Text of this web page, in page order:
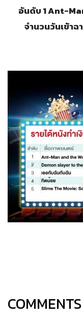
อันดับ 1 Ant-
จำนวนวันเข้าฉ
COMMENTS